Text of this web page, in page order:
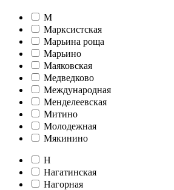
М
Марксистская
Марьина роща
Марьино
Маяковская
Медведково
Международная
Менделеевская
Митино
Молодежная
Мякинино
Н
Нагатинская
Нагорная